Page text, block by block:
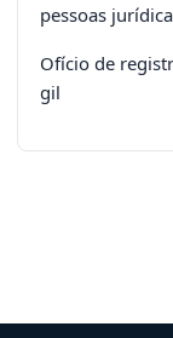
pessoas
Ofício de
gil